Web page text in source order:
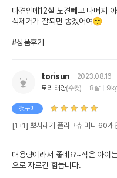
다견인데12살 노견빼고 나머지
석제거가 잘되면 좋겠어여😙
#상품후기
torisun
2023.08.16
토리 태양(수컷) 8살
첫구매
[1+1] 뽀시래기 플라그츄 미니 60개
대용량이라서 좋네요~작은 아이
으로 자르긴 힘듭니다.